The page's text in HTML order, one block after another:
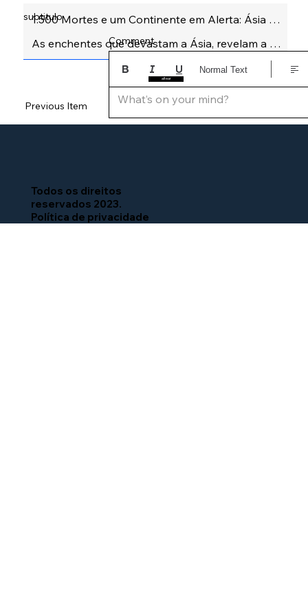
Next Item
Previous Item
subtitulo
Comment
What’s on your mind?
Normal Text
altear
Todos os direitos
reservados 2023.
Política de privacidade